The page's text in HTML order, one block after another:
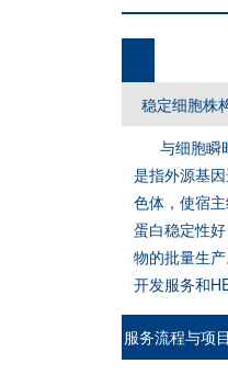
稳定细胞株
与细胞瞬
是指外源基
色体，使宿
蛋白稳定性
物的批量生
开发服务和
服务流程与项目